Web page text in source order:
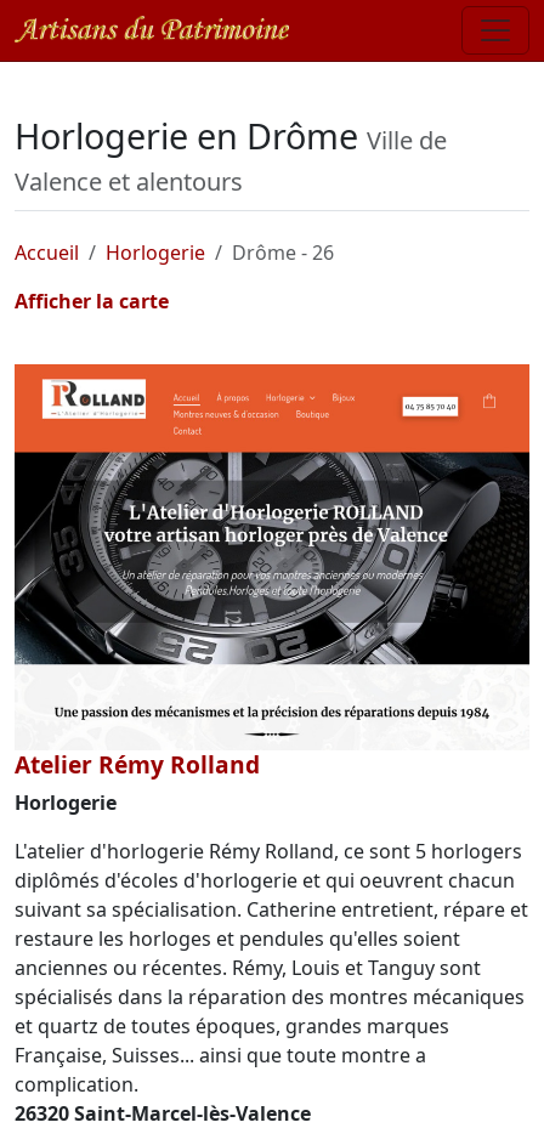
Horlogerie en Drôme Ville de
Valence et alentours
Accueil Horlogerie
Drôme - 26
Afficher la carte
Atelier Rémy Rolland
Horlogerie
L'atelier d'horlogerie Rémy Rolland, ce sont 5 horlogers
diplômés d'écoles d'horlogerie et qui oeuvrent chacun
suivant sa spécialisation. Catherine entretient, répare et
restaure les horloges et pendules qu'elles soient
anciennes ou récentes. Rémy, Louis et Tanguy sont
spécialisés dans la réparation des montres mécaniques
et quartz de toutes époques, grandes marques
Française, Suisses... ainsi que toute montre a
complication.
26320 Saint-Marcel-lès-Valence